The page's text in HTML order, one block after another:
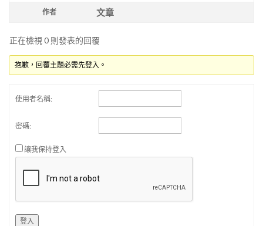
作者 文章
正在檢視 0 則發表的回覆
抱歉，回覆主題必需先登入。
使用者名稱:
密碼:
讓我保持登入
登入